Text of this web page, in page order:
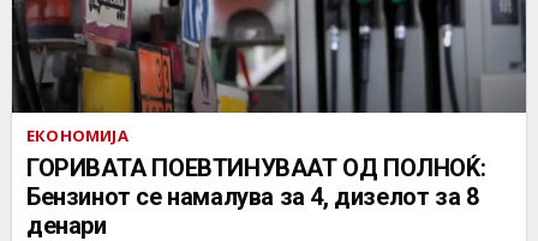
ЕКОНОМИЈА
ГОРИВАТА ПОЕВТИНУВААТ ОД ПОЛНОЌ:
Бензинот се намалува за 4, дизелот за 8
денари